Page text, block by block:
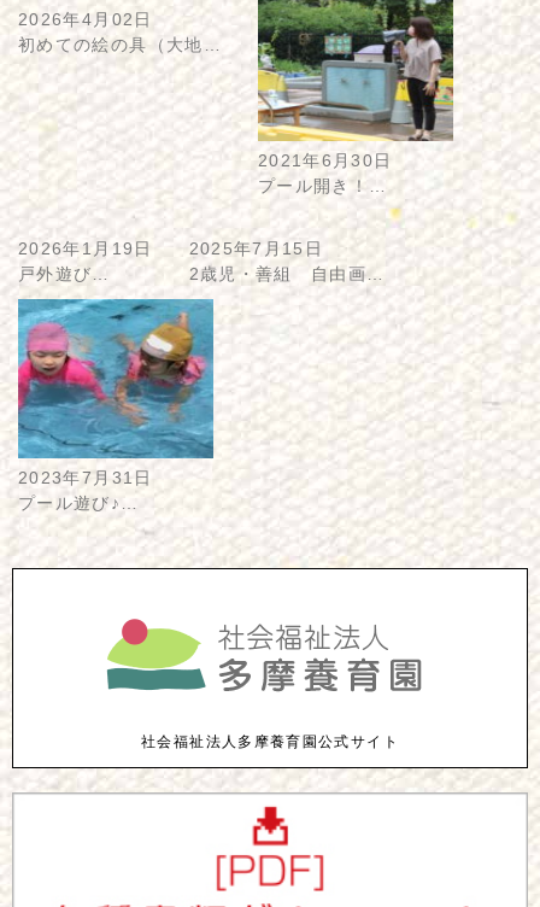
2026年4月02日
初めての絵の具（大地…
2021年6月30日
プール開き！…
2026年1月19日
戸外遊び…
2025年7月15日
2歳児・善組 自由画…
2023年7月31日
プール遊び♪…
社会福祉法人多摩養育園公式サイト